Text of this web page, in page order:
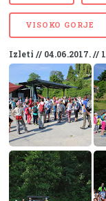
VISOKO GORJE
Izleti // 04.06.2017. //